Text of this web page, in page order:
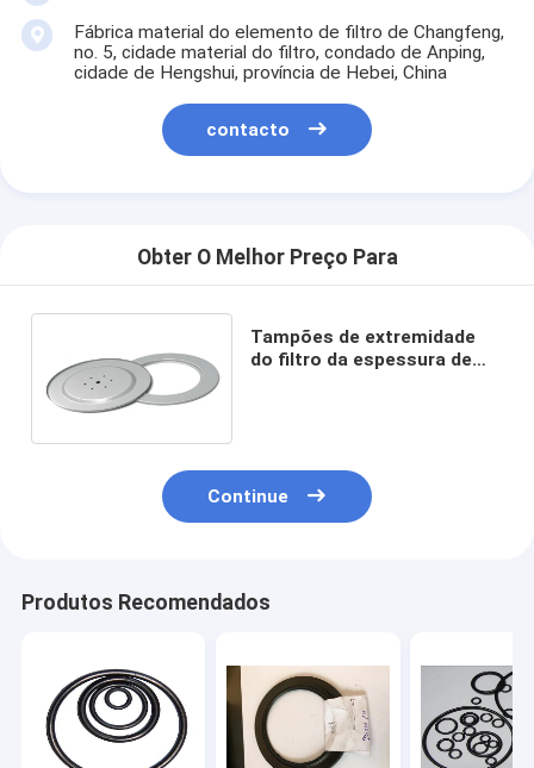
Fábrica material do elemento de filtro de Changfeng,
no. 5, cidade material do filtro, condado de Anping,
cidade de Hengshui, província de Hebei, China
contacto
Obter O Melhor Preço Para
Tampões de extremidade
do filtro da espessura de
Continue
Produtos Recomendados